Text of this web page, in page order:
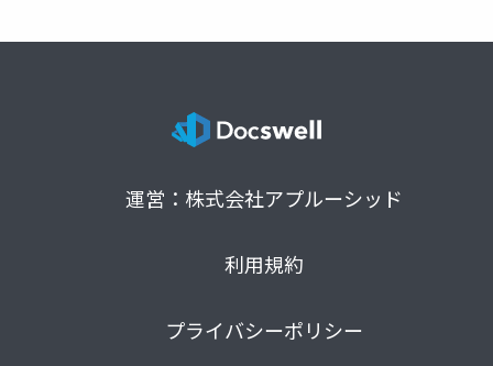
運営：株式会社アプルーシッド
利用規約
プライバシーポリシー